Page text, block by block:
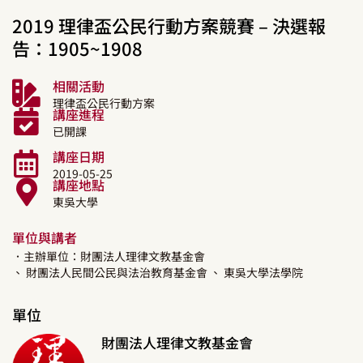
2019 理律盃公民行動方案競賽 – 決選報
告：1905~1908
相關活動
理律盃公民行動方案
講座進程
已開課
講座日期
2019-05-25
講座地點
東吳大學
單位與講者
．主辦單位：財團法人理律文教基金會
、 財團法人民間公民與法治教育基金會 、 東吳大學法學院
單位
財團法人理律文教基金會